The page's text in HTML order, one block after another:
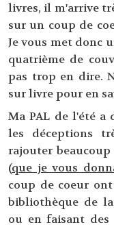
livres, il m'arrive
sur un coup de
Je vous met donc
quatrième de
pas trop en dire.
sur livre pour en
Ma PAL de l'été a
les déceptions
rajouter
(que je vous
coup de coeur
bibliothèque de
ou en faisant des